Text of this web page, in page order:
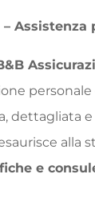
Assistenza
dettagliata
alla
e